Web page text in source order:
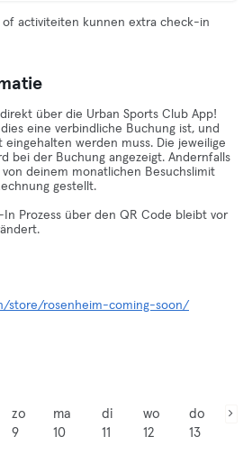
of activiteiten kunnen extra check-in
über die Urban Sports Club App!
eine verbindliche Buchung ist, und
eingehalten werden muss. Die jeweilige
bei der Buchung angezeigt. Andernfalls
deinem monatlichen Besuchslimit
gestellt.
In Prozess über den QR Code bleibt vor
store/rosenheim-coming-soon/
zo
9
ma
10
di
11
wo
12
do
13